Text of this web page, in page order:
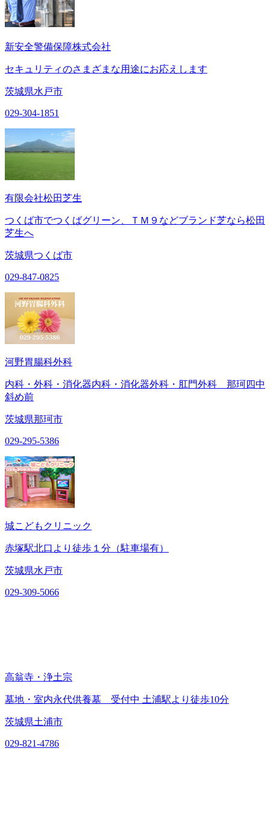
新安全警備保障株式会社
セキュリティのさまざまな用途にお応えします
茨城県水戸市
029-304-1851
有限会社松田芝生
つくば市でつくばグリーン、ＴＭ９などブランド芝なら松田
芝生へ
茨城県つくば市
029-847-0825
河野胃腸科外科
内科・外科・消化器内科・消化器外科・肛門外科 那珂四中
斜め前
茨城県那珂市
029-295-5386
城こどもクリニック
赤塚駅北口より徒歩１分（駐車場有）
茨城県水戸市
029-309-5066
高翁寺・浄土宗
墓地・室内永代供養墓 受付中 土浦駅より徒歩10分
茨城県土浦市
029-821-4786